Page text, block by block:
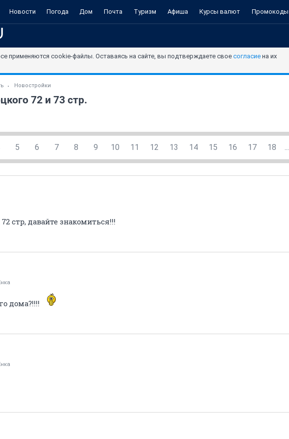
Новости Погода Дом Почта Туризм Афиша Курсы валют Промокоды
применяются cookie-файлы. Оставаясь на сайте, вы подтверждаете свое согласие на их
Новостройки
72 и 73 стр.
5 6 7 8 9 10 11 12 13 14 15 16 17 18 ...
стр, давайте знакомиться!!!
дома?!!!!